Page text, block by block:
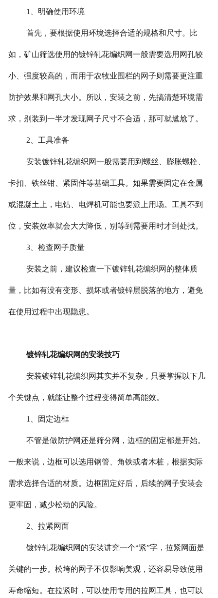
1、明确使用环境
首先，要根据使用环境选择合适的规格和尺寸。比
如，矿山筛选使用的镀锌轧花编织网一般需要选用网孔较
小、强度较高的，而用于农牧业围栏的网子则需要更注重
防护效果和网孔大小。所以，安装之前，先搞清楚环境需
求，别装到一半才发现网子尺寸不合适，那可就尴尬了。
2、工具准备
安装镀锌轧花编织网一般需要用到螺丝、膨胀螺栓、
卡扣、铁丝钳、紧固件等基础工具。如果需要固定在金属
或混凝土上，电钻、电焊机可能也要派上用场。工具不到
位，安装效率就会大大降低，别等到需要用时才到处找。
3、检查网子质量
安装之前，建议检查一下镀锌轧花编织网的整体质
量，比如有没有变形、损坏或者镀锌层脱落的地方，避免
在使用过程中出现隐患。
镀锌轧花编织网的安装技巧
安装镀锌轧花编织网其实并不复杂，只要掌握以下几
个关键点，就能让整个过程变得简单高能效。
1、固定边框
不管是做防护网还是筛分网，边框的固定都是开始。
一般来说，边框可以选用钢管、角铁或者木桩，根据实际
需求选择合适的材质。边框固定好后，后续的网子安装会
更牢固，减少松动的风险。
2、拉紧网面
镀锌轧花编织网的安装讲究一个“紧”字，拉紧网面是
关键的一步。松垮的网子不仅影响美观，还容易导致使用
寿命缩短。在拉紧时，可以使用专用的拉网工具，也可以